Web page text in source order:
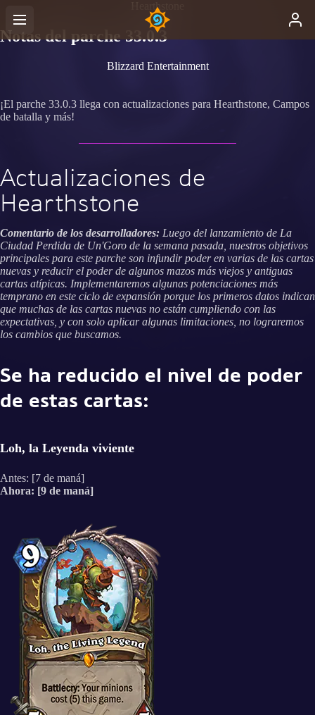
Hearthstone
Notas del parche 33.0.3
Blizzard Entertainment
¡El parche 33.0.3 llega con actualizaciones para Hearthstone, Campos
de batalla y más!
Actualizaciones de
Hearthstone
Comentario de los desarrolladores: Luego del lanzamiento de La
Ciudad Perdida de Un'Goro de la semana pasada, nuestros objetivos
principales para este parche son infundir poder en varias de las cartas
nuevas y reducir el poder de algunos mazos más viejos y antiguas
cartas atípicas. Implementaremos algunas potenciaciones más
temprano en este ciclo de expansión porque los primeros datos indican
que muchas de las cartas nuevas no están cumpliendo con las
expectativas, y con solo aplicar algunas limitaciones, no lograremos
los cambios que buscamos.
Se ha reducido el nivel de poder
de estas cartas:
Loh, la Leyenda viviente
Antes: [7 de maná]
Ahora: [9 de maná]